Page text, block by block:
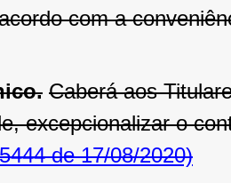
com a
Caberá aos
excepcionalizar o
de 17/08/2020)